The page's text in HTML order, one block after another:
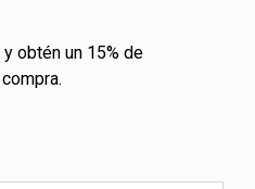
obtén un 15% de